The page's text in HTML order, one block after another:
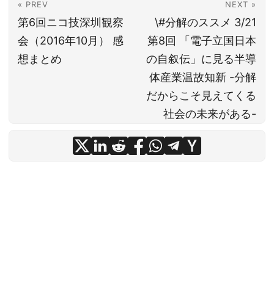
« PREV
第6回ニコ技深圳観察
会（2016年10月） 感
想まとめ
NEXT »
\#分解のススメ 3/21
第8回 「電子立国日本
の自叙伝」に見る半導
体産業温故知新 -分解
だからこそ見えてくる
社会の未来がある-